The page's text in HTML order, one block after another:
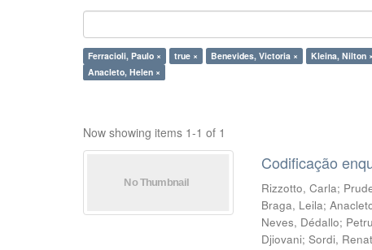
Ferracioli, Paulo × true × Benevides, Victoria × Kleina, Nilton ×
Anacleto, Helen ×
Now showing items 1-1 of 1
Codificação
Rizzotto, Carla;
Braga, Leila;
Neves, Dédallo;
Djiovani;Sordi,